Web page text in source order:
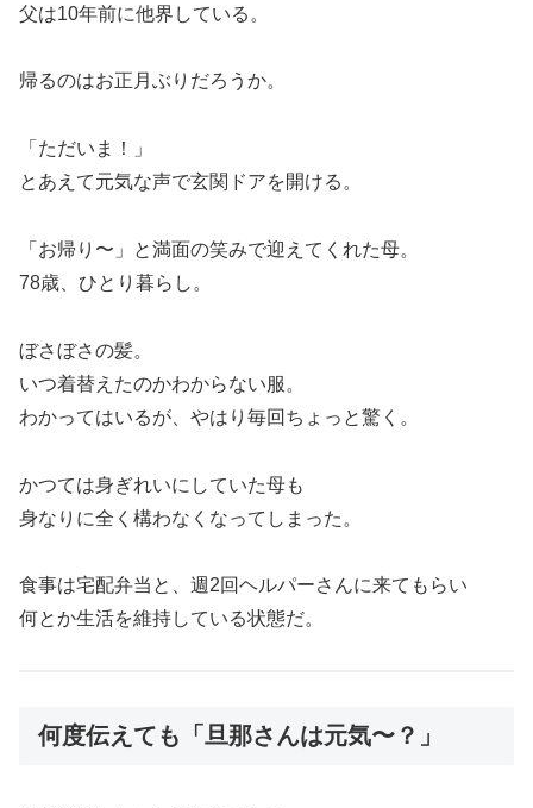
父は10年前に他界している。
帰るのはお正月ぶりだろうか。
「ただいま！」
とあえて元気な声で玄関ドアを開ける。
「お帰り〜」と満面の笑みで迎えてくれた母。
78歳、ひとり暮らし。
ぼさぼさの髪。
いつ着替えたのかわからない服。
わかってはいるが、やはり毎回ちょっと驚く。
かつては身ぎれいにしていた母も
身なりに全く構わなくなってしまった。
食事は宅配弁当と、週2回ヘルパーさんに来てもらい
何とか生活を維持している状態だ。
何度伝えても「旦那さんは元気〜？」